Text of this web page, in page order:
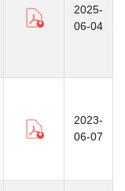
2025-
06-04
2023-
06-07